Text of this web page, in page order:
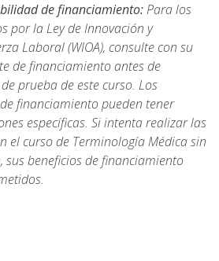
de financiamiento:Para los
por la Ley de Innovación y
Laboral (WIOA), consulte con su
de financiamiento antes de
prueba de este curso. Los
financiamiento pueden tener
específicas. Si intenta realizar las
el curso de Terminología Médica sin
beneficios de financiamiento